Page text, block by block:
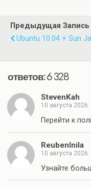
Предыдущая Запись
Ubuntu 10.04 + Sun
ответов: 6 328
StevenKah
10 августа 2026
Перейти к
ReubenInila
10 августа 2026
Узнайте